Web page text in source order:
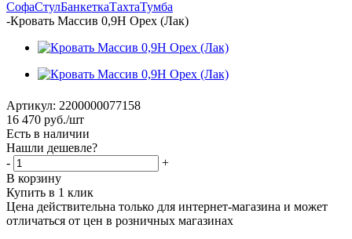
СофаСтулБанкеткаТахтаТумба
-Кровать Массив 0,9Н Орех (Лак)
Артикул: 2200000077158
16 470 руб./шт
Есть в наличии
Нашли дешевле?
-
+
В корзину
Купить в 1 клик
Цена действительна только для интернет-магазина и может
отличаться от цен в розничных магазинах